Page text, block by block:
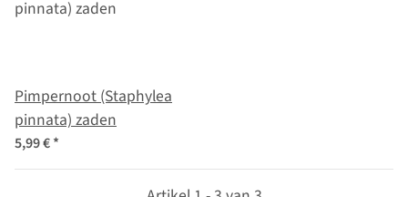
Pimpernoot (Staphylea
pinnata) zaden
5,99 €*